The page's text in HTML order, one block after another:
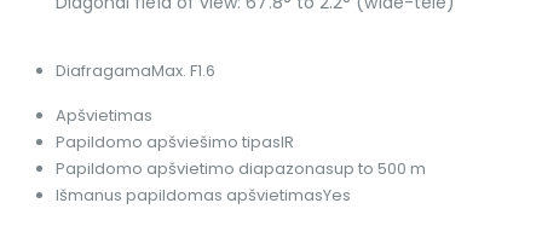
DiafragamaMax. F1.6
Apšvietimas
Papildomo apšviešimo tipasIR
Papildomo apšvietimo diapazonasup to 500 m
Išmanus papildomas apšvietimasYes